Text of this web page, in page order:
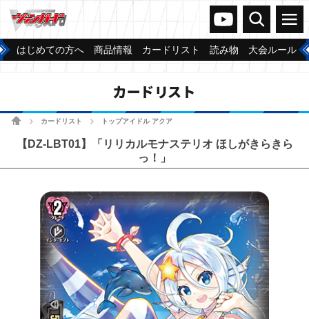
ヴァンガードch
検索 メニュー
はじめての方へ 商品情報 カードリスト 読み物 大会ルール
カードリスト
ホームカードリスト トップアイドル アクア
【DZ-LBT01】「リリカルモナステリオ ほしがきらきら
っ！」